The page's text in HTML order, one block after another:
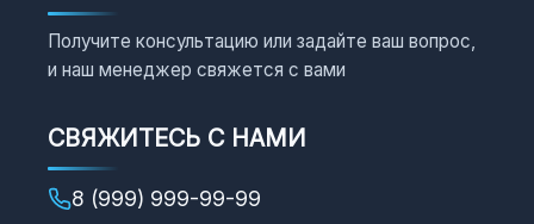
Получите консультацию или задайте ваш вопрос,
и наш менеджер свяжется с вами
СВЯЖИТЕСЬ С НАМИ
8 (999) 999-99-99